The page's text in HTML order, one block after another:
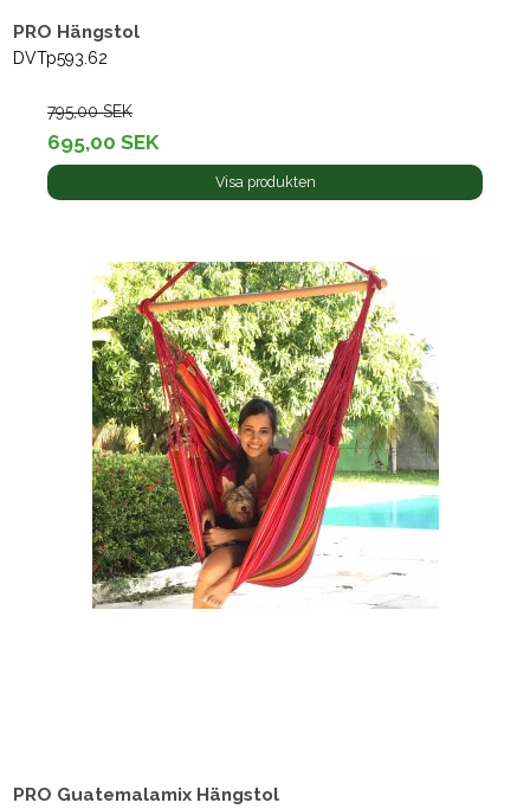
PRO Hängstol
DVTp593.62
795,00 SEK
695,00 SEK
Visa produkten
PRO Guatemalamix Hängstol